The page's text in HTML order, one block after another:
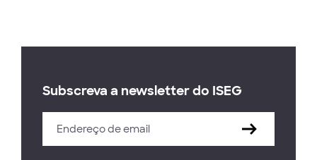
Subscreva a newsletter do ISEG